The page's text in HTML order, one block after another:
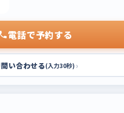
電話で予約する
問い合わせる(入力30秒) ›